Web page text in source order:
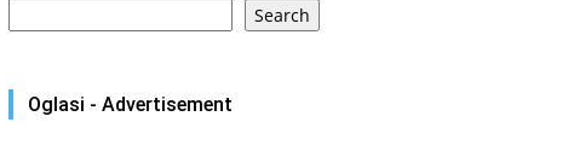
Search
Oglasi - Advertisement